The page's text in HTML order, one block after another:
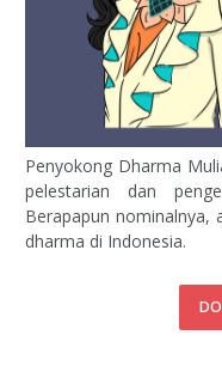
Penyokong Dharma
pelestarian dan
Berapapun nominalnya,
dharma di Indonesia.